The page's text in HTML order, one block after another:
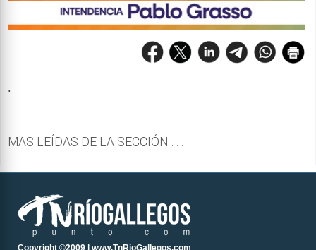
.
MAS LEÍDAS DE LA SECCIÓN . . .
Copyright ©2009 | www.TnRioGallegos.com